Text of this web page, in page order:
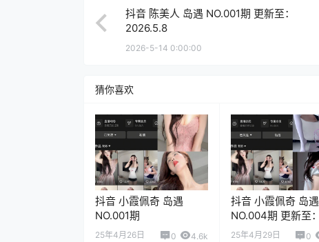
抖音 陈美人 岛遇 NO.001期 更新至：
2026.5.8
2026-5-14 0:00:00
猜你喜欢
抖音 小霞佩奇 岛遇
NO.001期
25年4月26日 0 4.6k
抖音 小霞佩奇 岛遇
NO.004期 更新至：
2025.6.9
25年4月29日 0